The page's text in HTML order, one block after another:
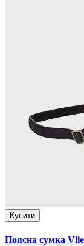
Купити
Поясна сумка